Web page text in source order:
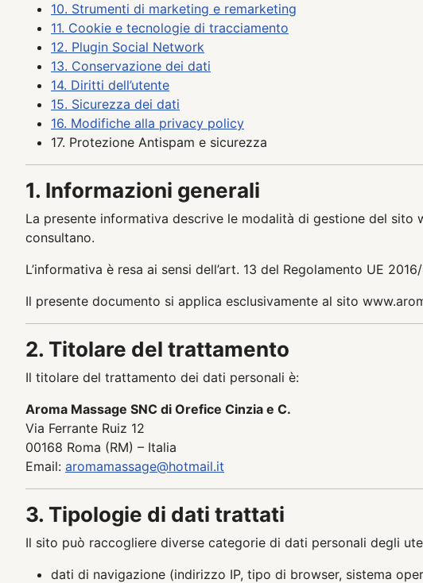
10. Strumenti di marketing e remarketing
11. Cookie e tecnologie di tracciamento
12. Plugin Social Network
13. Conservazione dei dati
14. Diritti dell’utente
15. Sicurezza dei dati
16. Modifiche alla privacy policy
17. Protezione Antispam e sicurezza
1. Informazioni generali
La presente informativa descrive le modalità di gestione del sito
consultano.
L’informativa è resa ai sensi dell’art. 13 del Regolamento UE
Il presente documento si applica esclusivamente al sito
2. Titolare del trattamento
Il titolare del trattamento dei dati personali è:
Aroma Massage SNC di Orefice Cinzia e C.
Via Ferrante Ruiz 12
00168 Roma (RM) – Italia
Email: aromamassage@hotmail.it
3. Tipologie di dati trattati
Il sito può raccogliere diverse categorie di dati personali degli
dati di navigazione (indirizzo IP, tipo di browser, sistema